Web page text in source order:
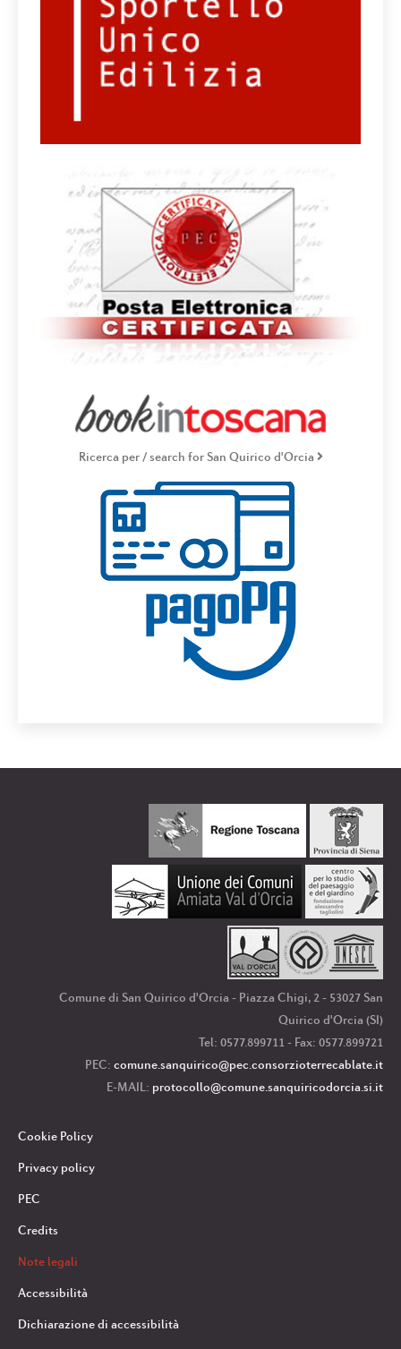
Ricerca per / search for San Quirico d'Orcia
Comune di San Quirico d'Orcia - Piazza Chigi, 2 - 53027 San
Quirico d'Orcia (SI)
Tel: 0577.899711 - Fax: 0577.899721
PEC: comune.sanquirico@pec.consorzioterrecablate.it
E-MAIL: protocollo@comune.sanquiricodorcia.si.it
Cookie Policy
Privacy policy
PEC
Credits
Note legali
Accessibilità
Dichiarazione di accessibilità